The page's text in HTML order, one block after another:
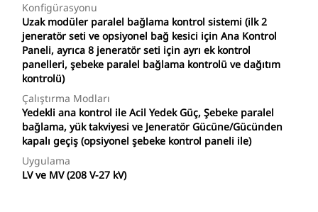
Konfigürasyonu
Uzak modüler paralel bağlama kontrol sistemi (ilk 2
jeneratör seti ve opsiyonel bağ kesici için Ana Kontrol
Paneli, ayrıca 8 jeneratör seti için ayrı ek kontrol
panelleri, şebeke paralel bağlama kontrolü ve dağıtım
kontrolü)
Çalıştırma Modları
Yedekli ana kontrol ile Acil Yedek Güç, Şebeke paralel
bağlama, yük takviyesi ve Jeneratör Gücüne/Gücünden
kapalı geçiş (opsiyonel şebeke kontrol paneli ile)
Uygulama
LV ve MV (208 V-27 kV)